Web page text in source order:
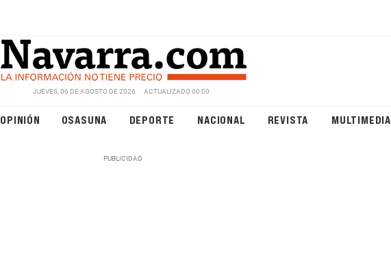
JUEVES, 06 DE AGOSTO DE 2026 ACTUALIZADO 00:00
OPINIÓN OSASUNA DEPORTE NACIONAL REVISTA MULTIMEDIA